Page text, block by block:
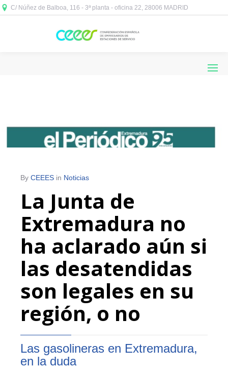
C/ Núñez de Balboa, 116 - 3ª planta - oficina 22, 28006 MADRID
By CEEES in Noticias
La Junta de
Extremadura no
ha aclarado aún si
las desatendidas
son legales en su
región, o no
Las gasolineras en Extremadura,
en la duda